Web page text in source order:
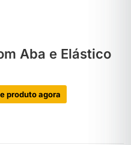
Aba e Elástico
produto agora